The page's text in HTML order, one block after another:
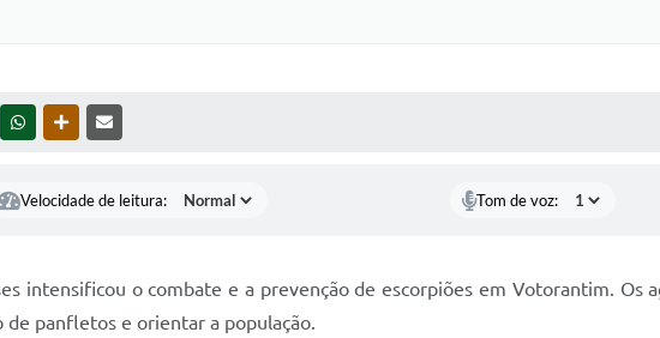
WHATSAPPOUTRAS MÍDIAS
Velocidade de leitura: Tom de voz:
intensificou o combate e a prevenção de escorpiões em Votorantim. Os
de panfletos e orientar a população.